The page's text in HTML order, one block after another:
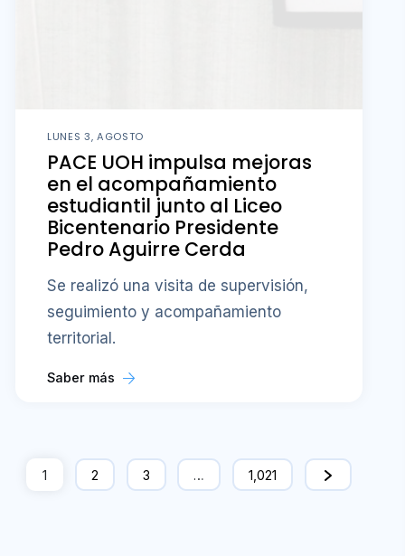
LUNES 3, AGOSTO
PACE UOH impulsa mejoras
en el acompañamiento
estudiantil junto al Liceo
Bicentenario Presidente
Pedro Aguirre Cerda
Se realizó una visita de supervisión,
seguimiento y acompañamiento
territorial.
Saber más
1 2 3 … 1,021